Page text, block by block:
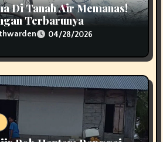
Di Tanah Air Memanas!
Terbarunya
04/28/2026